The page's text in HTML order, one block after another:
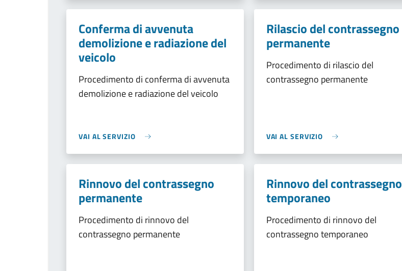
Conferma di avvenuta
demolizione e radiazione del
veicolo
Procedimento di conferma di avvenuta
demolizione e radiazione del veicolo
VAI AL SERVIZIO
Rilascio del contrassegno
permanente
Procedimento di rilascio del
contrassegno permanente
VAI AL SERVIZIO
Rinnovo del contrassegno
permanente
Procedimento di rinnovo del
contrassegno permanente
Rinnovo del contrassegno
temporaneo
Procedimento di rinnovo del
contrassegno temporaneo